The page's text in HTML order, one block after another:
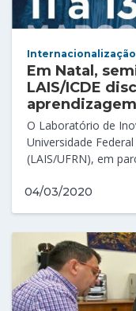
Internacionalização
Em Natal,
LAIS/ICDE
O Laboratório de
Universidade
(LAIS/UFRN), em
04/03/2020